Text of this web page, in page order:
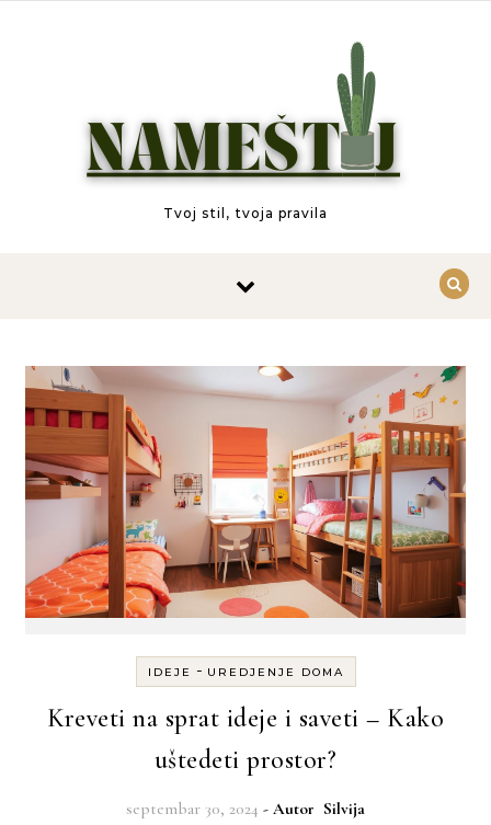
Tvoj stil, tvoja pravila
IDEJE - UREDJENJE DOMA
Kreveti na sprat ideje i saveti – Kako
uštedeti prostor?
septembar 30, 2024 - Autor Silvija